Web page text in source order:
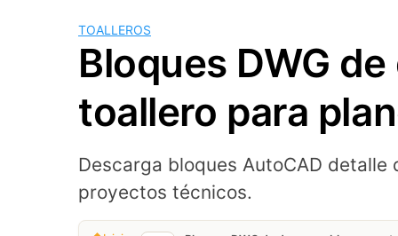
TOALLEROS
Bloques DWG
toallero para
Descarga bloques AutoCAD
proyectos técnicos.